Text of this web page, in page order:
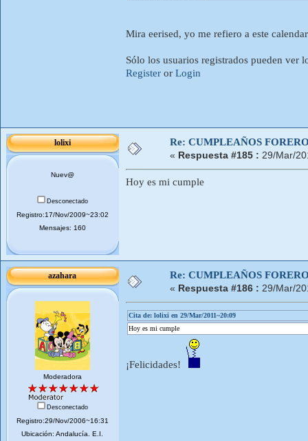
Mira eerised, yo me refiero a este
Sólo los usuarios registrados pueden ver
Register or Login
lolixi
Nuev@
Desconectado
Registro:17/Nov/2009~23:02
Mensajes: 160
Re: CUMPLEAÑOS
« Respuesta #185 : 29/Mar/
Hoy es mi cumple
azahara
Moderadora
Desconectado
Registro:29/Nov/2006~16:31
Ubicación: Andalucí­a. E.I.
Re: CUMPLEAÑOS
« Respuesta #186 : 29/Mar/
Cita de: lolixi en 29/Mar/2011~20:09
Hoy es mi cumple
¡Felicidades!